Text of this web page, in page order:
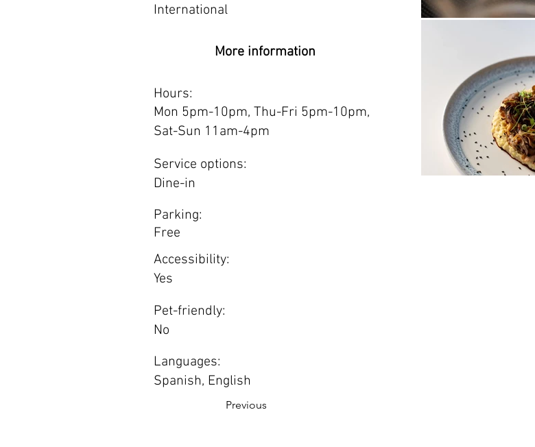
International
More information
Hours:
Mon 5pm-10pm, Thu-Fri 5pm-10pm,
Sat-Sun 11am-4pm
Service options:
Dine-in
Parking:
Free
Accessibility:
Yes
Pet-friendly:
No
Languages:
Spanish, English
Previous